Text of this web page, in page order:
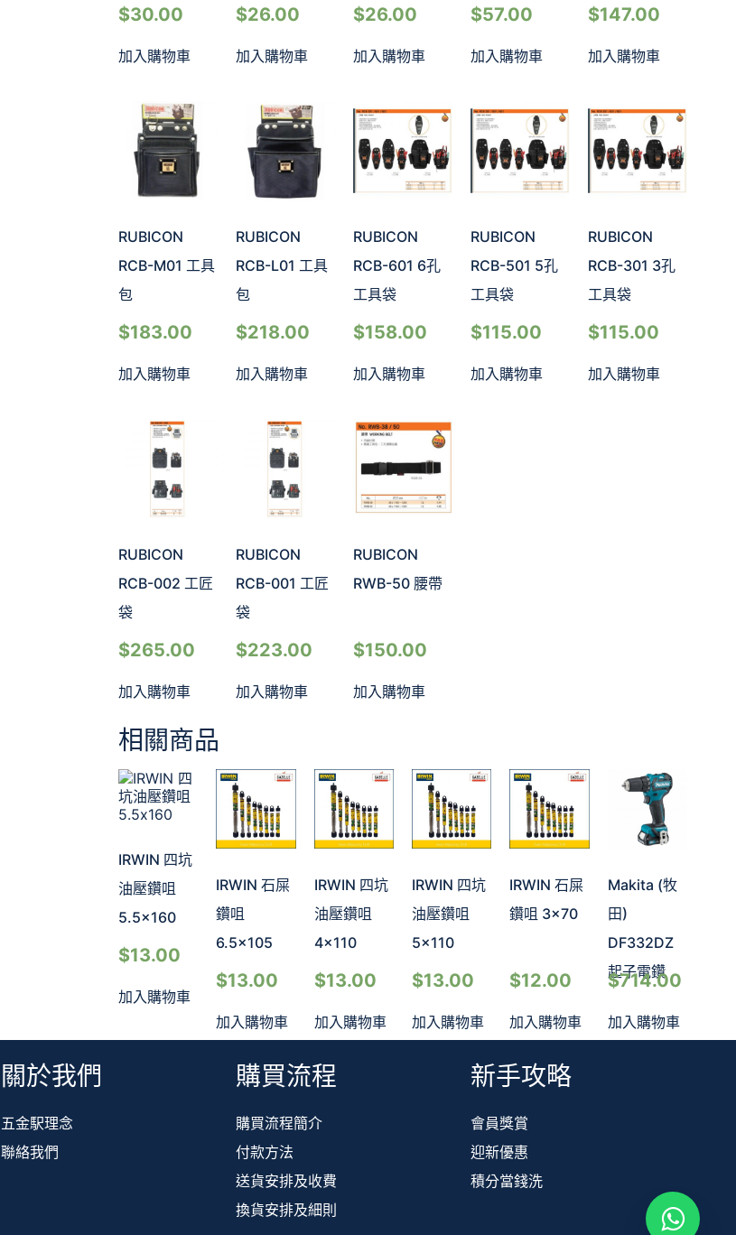
$30.00
加入購物車
$26.00
加入購物車
$26.00
加入購物車
$57.00
加入購物車
$147.00
加入購物車
RUBICON
RCB-M01 工具
包
$183.00
加入購物車
RUBICON
RCB-L01 工具
包
$218.00
加入購物車
RUBICON
RCB-601 6孔
工具袋
$158.00
加入購物車
RUBICON
RCB-501 5孔
工具袋
$115.00
加入購物車
RUBICON
RCB-301 3孔
工具袋
$115.00
加入購物車
RUBICON
RCB-002 工匠
袋
$265.00
加入購物車
RUBICON
RCB-001 工匠
袋
$223.00
加入購物車
RUBICON
RWB-50 腰帶
$150.00
加入購物車
相關商品
IRWIN 四坑
油壓鑽咀
5.5×160
$13.00
加入購物車
IRWIN 石屎
鑽咀
6.5×105
$13.00
加入購物車
IRWIN 四坑
油壓鑽咀
4×110
$13.00
加入購物車
IRWIN 四坑
油壓鑽咀
5×110
$13.00
加入購物車
IRWIN 石屎
鑽咀 3×70
$12.00
加入購物車
Makita (牧
田)
DF332DZ
起子電鑽
$714.00
加入購物車
關於我們
五金駅理念
聯絡我們
購買流程
購買流程簡介
付款方法
送貨安排及收費
換貨安排及細則
新手攻略
會員獎賞
迎新優惠
積分當錢洗